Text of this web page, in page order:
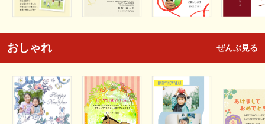
おしゃれ ぜんぶ見る